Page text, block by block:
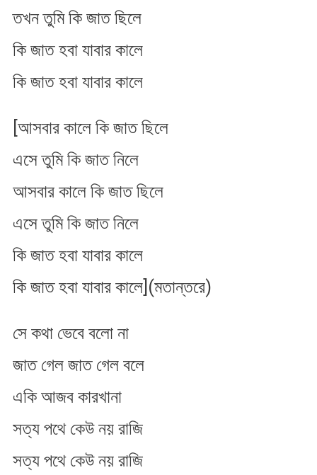
তখন তুমি কি জাত ছিলে
কি জাত হবা যাবার কালে
কি জাত হবা যাবার কালে
[আসবার কালে কি জাত ছিলে
এসে তুমি কি জাত নিলে
আসবার কালে কি জাত ছিলে
এসে তুমি কি জাত নিলে
কি জাত হবা যাবার কালে
কি জাত হবা যাবার কালে](মতান্তরে)
সে কথা ভেবে বলো না
জাত গেল জাত গেল বলে
একি আজব কারখানা
সত্য পথে কেউ নয় রাজি
সত্য পথে কেউ নয় রাজি